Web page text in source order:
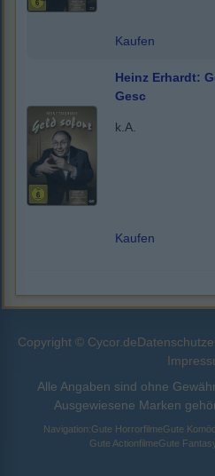
Kaufen
Heinz Erhardt:
Gesc
k.A.
Kaufen
Copyright © Cycor.de
Alle Angaben sind ohne
Ausgewiesene Marken
Navigation:Gute HorrorfilmeGute
Gute ActionfilmeGute